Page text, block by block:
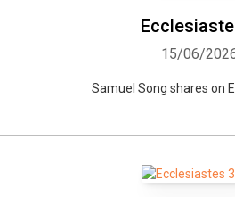
15/06/
Samuel Song shares on